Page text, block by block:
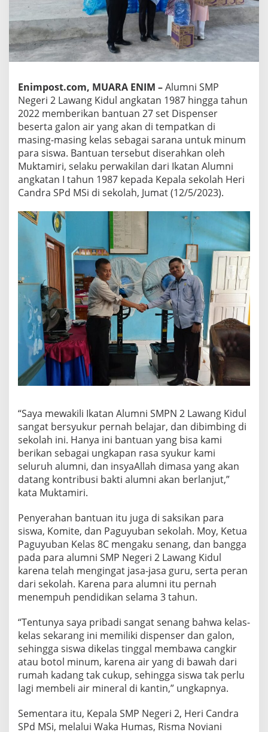
Enimpost.com, MUARA ENIM –Alumni SMP
Negeri 2 Lawang Kidul angkatan 1987 hingga tahun
2022 memberikan bantuan 27 set Dispenser
beserta galon air yang akan di tempatkan di
masing-masing kelas sebagai sarana untuk minum
para siswa. Bantuan tersebut diserahkan oleh
Muktamiri, selaku perwakilan dari Ikatan Alumni
angkatan I tahun 1987 kepada Kepala sekolah Heri
Candra SPd MSi di sekolah, Jumat (12/5/2023).
“Saya mewakili Ikatan Alumni SMPN 2 Lawang Kidul
sangat bersyukur pernah belajar, dan dibimbing di
sekolah ini. Hanya ini bantuan yang bisa kami
berikan sebagai ungkapan rasa syukur kami
seluruh alumni, dan insyaAllah dimasa yang akan
datang kontribusi bakti alumni akan berlanjut,”
kata Muktamiri.
Penyerahan bantuan itu juga di saksikan para
siswa, Komite, dan Paguyuban sekolah. Moy, Ketua
Paguyuban Kelas 8C mengaku senang, dan bangga
pada para alumni SMP Negeri 2 Lawang Kidul
karena telah mengingat jasa-jasa guru, serta peran
dari sekolah. Karena para alumni itu pernah
menempuh pendidikan selama 3 tahun.
“Tentunya saya pribadi sangat senang bahwa kelas-
kelas sekarang ini memiliki dispenser dan galon,
sehingga siswa dikelas tinggal membawa cangkir
atau botol minum, karena air yang di bawah dari
rumah kadang tak cukup, sehingga siswa tak perlu
lagi membeli air mineral di kantin,” ungkapnya.
Sementara itu, Kepala SMP Negeri 2, Heri Candra
SPd MSi, melalui Waka Humas, Risma Noviani